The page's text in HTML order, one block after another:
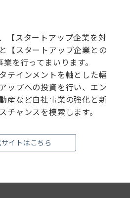
【スタートアップ企業を対
【スタートアップ企業との
を行ってまいります。
テインメントを軸とした幅
ップへの投資を行い、エン
産など自社事業の強化と新
チャンスを模索します。
イトはこちら